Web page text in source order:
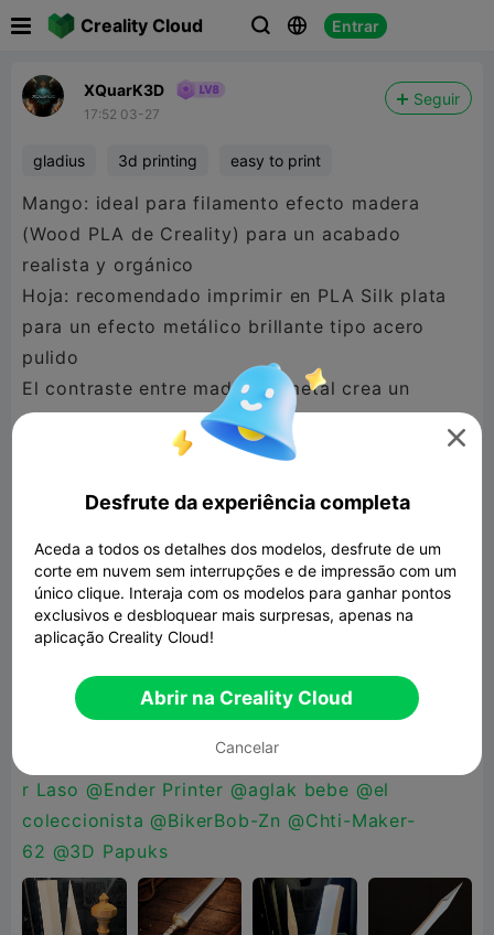
Creality Cloud   Entrar
XQuarK3D
17:52 03-27
Seguir
gladius 3d printing easy to print
Mango: ideal para filamento efecto madera
(Wood PLA de Creality) para un acabado
realista y orgánico
Hoja: recomendado imprimir en PLA Silk plata
para un efecto metálico brillante tipo acero
pulido
El contraste entre madera y metal crea un
resultado visual muy realista y atractivo.
Escala: 1:1 (tamaño real) 🛠️ Impresión y montaje
El sistema está diseñado con tolerancias
ajustadas para un encaje firme y seguro. Las
piezas pueden requerir un pequeño ajuste
dependiendo de la calibración de la impresora,
estable.
@Creality @mural @LinkLayerLabsOG
@OPCIONAL
r Laso @Ender Printer @aglak bebe @el
coleccionista @BikerBob-Zn @Chti-Maker-
62 @3D Papuks

Desfrute da experiência completa
Aceda a todos os detalhes dos modelos, desfrute de um
corte em nuvem sem interrupções e de impressão com um
único clique. Interaja com os modelos para ganhar pontos
exclusivos e desbloquear mais surpresas, apenas na
aplicação Creality Cloud!
Abrir na Creality Cloud
Cancelar